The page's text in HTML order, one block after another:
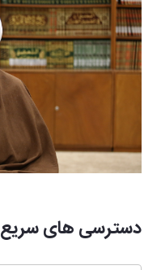
دسترسی های سریع